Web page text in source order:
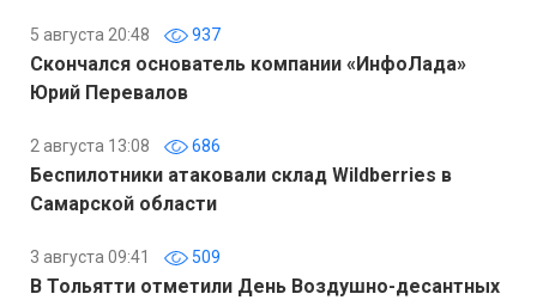
5 августа 20:48 937
Скончался основатель компании «ИнфоЛада»
Юрий Перевалов
2 августа 13:08 686
Беспилотники атаковали склад Wildberries в
Самарской области
3 августа 09:41 509
В Тольятти отметили День Воздушно-десантных